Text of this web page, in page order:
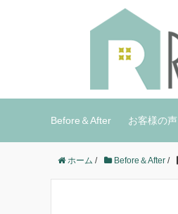
Before＆After お客様の声
ホーム / Before＆After /